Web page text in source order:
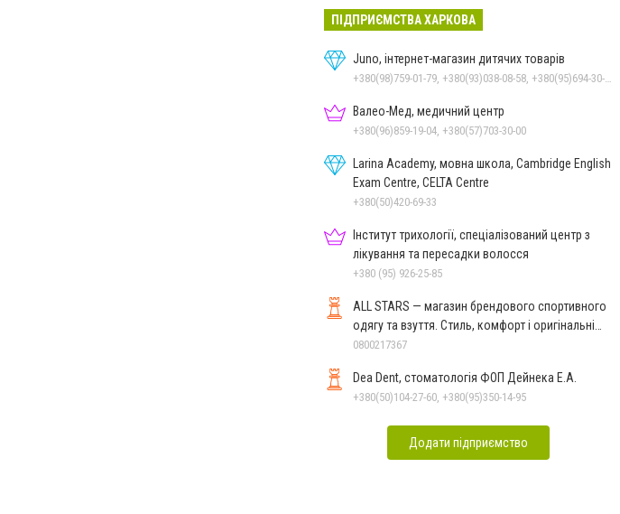
ПІДПРИЄМСТВА ХАРКОВА
Juno, інтернет-магазин дитячих товарів
Валео-Мед, медичний центр
+380(96)859-19-04, +380(57)703-30-00
Larina Academy, мовна школа, Сambridge English
Exam Centre, CELTA Centre
+380(50)420-69-33
Інститут трихології, спеціалізований центр з
лікування та пересадки волосся
+380 (95) 926-25-85
ALL STARS — магазин брендового спортивного
одягу та взуття. Стиль, комфорт і оригінальні
моделі
0800217367
Dea Dent, стоматологія ФОП Дейнека Е.А.
+380(50)104-27-60, +380(95)350-14-95
Додати підприємство